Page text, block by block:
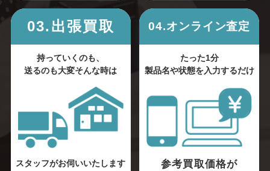
03.出張買取
持っていくのも、
送るのも大変そんな時は
スタッフがお伺いいたします
04.オンライン査定
たった1分
製品名や状態を入力するだけ
参考買取価格が